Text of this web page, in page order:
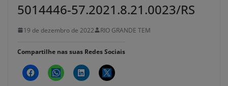
5014446-57.2021.8.21.0023/RS
19 de dezembro de 2022 RIO GRANDE TEM
Compartilhe nas suas Redes Sociais